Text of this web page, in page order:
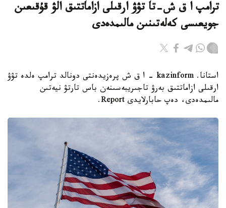
ترامپ ا ق ش-تا تۋۋ ارقىلى ازاماتتىق الۋ قۇقىعىن
جويعىسى كەلەتىنىن مالىمدەدى
استانا. kazinform - ا ق ش پرەزيدەنتى دونالد ترامپ ەلدە تۋۋ
ارقىلى ازاماتتىق بەرۋ تاجىريبەسىنەن باس تارتۋ نيەتىن
مالىمدەدى، دەپ حابارلايدى Report.